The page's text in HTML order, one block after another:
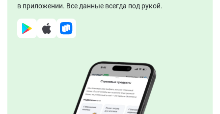
в приложении. Все данные всегда под рукой.